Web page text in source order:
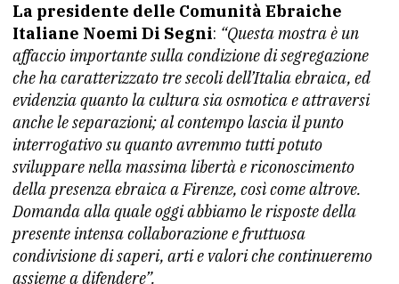
La presidente delle Comunità Ebraiche
Italiane Noemi Di Segni: “Questa mostra è un
affaccio importante sulla condizione di segregazione
che ha caratterizzato tre secoli dell’Italia ebraica, ed
evidenzia quanto la cultura sia osmotica e attraversi
anche le separazioni; al contempo lascia il punto
interrogativo su quanto avremmo tutti potuto
sviluppare nella massima libertà e riconoscimento
della presenza ebraica a Firenze, così come altrove.
Domanda alla quale oggi abbiamo le risposte della
presente intensa collaborazione e fruttuosa
condivisione di saperi, arti e valori che continueremo
assieme a difendere”.